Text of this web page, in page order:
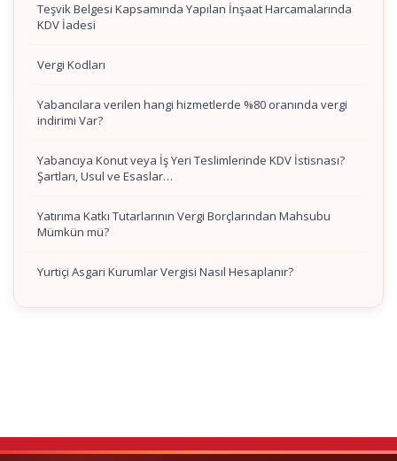
Teşvik Belgesi Kapsamında Yapılan İnşaat Harcamalarında
KDV İadesi
Vergi Kodları
Yabancılara verilen hangi hizmetlerde %80 oranında vergi
indirimi Var?
Yabancıya Konut veya İş Yeri Teslimlerinde KDV İstisnası?
Şartları, Usul ve Esaslar…
Yatırıma Katkı Tutarlarının Vergi Borçlarından Mahsubu
Mümkün mü?
Yurtiçi Asgari Kurumlar Vergisi Nasıl Hesaplanır?